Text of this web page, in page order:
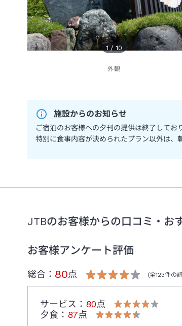
1 / 10
外観
施設からのお知らせ
ご宿泊のお客様への夕刊の提供は終了してお
特別に食事内容が決められたプラン以外は、
JTBのお客様からの口コミ・お
お客様アンケート評価
総合： 80点 (全123件の
サービス ： 80点
夕食 ： 87点